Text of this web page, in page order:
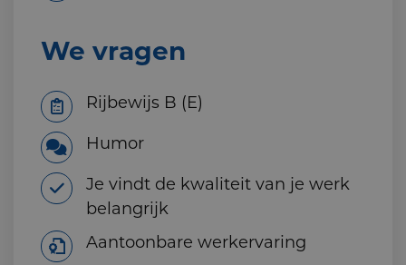
We vragen
Rijbewijs B (E)
Humor
Je vindt de kwaliteit van je werk
belangrijk
Aantoonbare werkervaring